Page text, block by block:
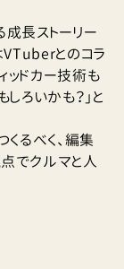
長ストーリー
VTuberとのコラ
ッドカー技術も
ろいかも？」と
るべく、編集
でクルマと人